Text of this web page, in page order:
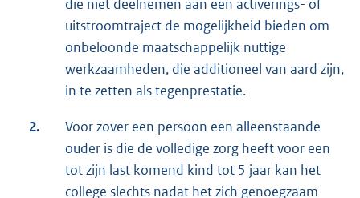
die niet deelnemen aan een activerings- of
uitstroomtraject de mogelijkheid bieden om
onbeloonde maatschappelijk nuttige
werkzaamheden, die additioneel van aard zijn,
in te zetten als tegenprestatie.
2.
Voor zover een persoon een alleenstaande
ouder is die de volledige zorg heeft voor een
tot zijn last komend kind tot 5 jaar kan het
college slechts nadat het zich genoegzaam